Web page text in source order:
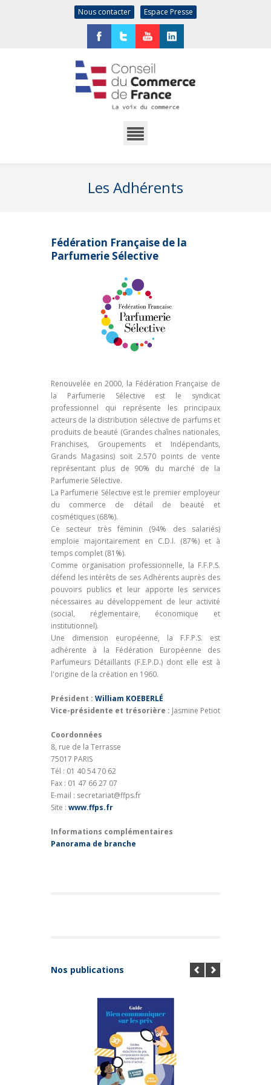
Nous contacter Espace Presse
Les Adhérents
Fédération Française de la
Parfumerie Sélective
Renouvelée en 2000, la Fédération Française de
la Parfumerie Sélective est le syndicat
professionnel qui représente les principaux
acteurs de la distribution sélective de parfums et
produits de beauté (Grandes chaînes nationales,
Franchises, Groupements et Indépendants,
Grands Magasins) soit 2.570 points de vente
représentant plus de 90% du marché de la
Parfumerie Sélective.
La Parfumerie Sélective est le premier employeur
du commerce de détail de beauté et
cosmétiques (68%).
Ce secteur très féminin (94% des salariés)
emploie majoritairement en C.D.I. (87%) et à
temps complet (81%).
Comme organisation professionnelle, la F.F.P.S.
défend les intérêts de ses Adhérents auprès des
pouvoirs publics et leur apporte les services
nécessaires au développement de leur activité
(social, réglementaire, économique et
institutionnel).
Une dimension européenne, la F.F.P.S. est
adhérente à la Fédération Européenne des
Parfumeurs Détaillants (F.E.P.D.) dont elle est à
l'origine de la création en 1960.
Président : William KOEBERLÉ
Vice-présidente et trésorière : Jasmine Petiot
Coordonnées
8, rue de la Terrasse
75017 PARIS
Tél : 01 40 54 70 62
Fax : 01 47 66 27 07
E-mail : secretariat@ffps.fr
Site : www.ffps.fr
Informations complémentaires
Panorama de branche
Nos publications